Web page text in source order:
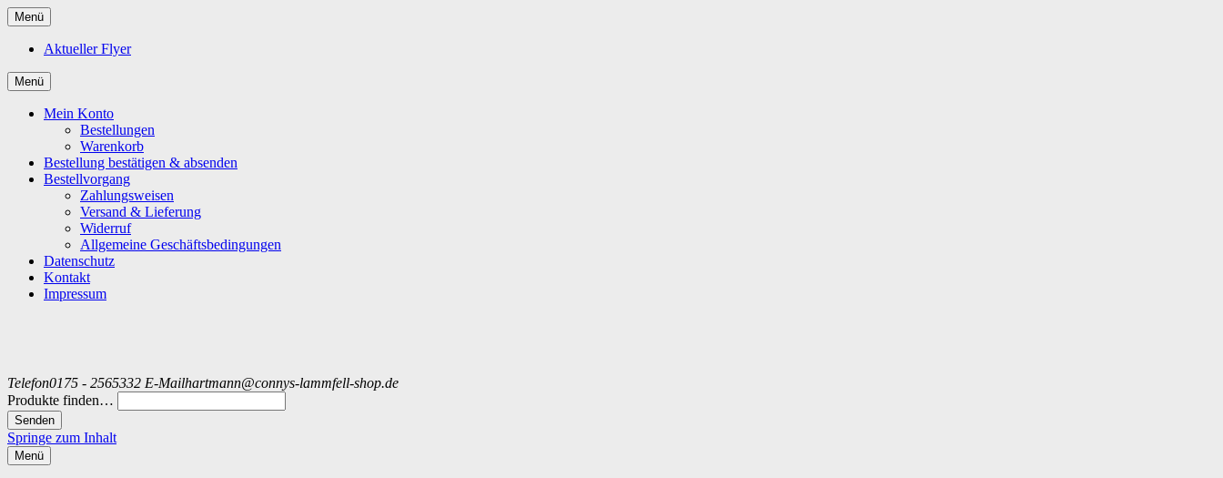
Menü
Aktueller Flyer
Menü
Mein Konto
Bestellungen
Warenkorb
Bestellung bestätigen & absenden
Bestellvorgang
Zahlungsweisen
Versand & Lieferung
Widerruf
Allgemeine Geschäftsbedingungen
Datenschutz
Kontakt
Impressum
Telefon0175 - 2565332 E-Mailhartmann@connys-lammfell-shop.de
Produkte finden…
Springe zum Inhalt
Menü